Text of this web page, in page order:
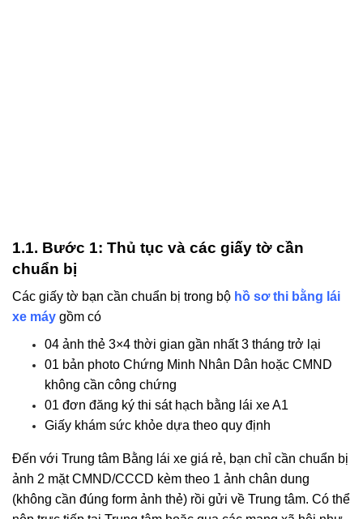
1.1. Bước 1: Thủ tục và các giấy tờ cần
chuẩn bị
Các giấy tờ bạn cần chuẩn bị trong bộ hồ sơ thi bằng lái
xe máy gồm có
04 ảnh thẻ 3×4 thời gian gần nhất 3 tháng trở lại
01 bản photo Chứng Minh Nhân Dân hoặc CMND
không cần công chứng
01 đơn đăng ký thi sát hạch bằng lái xe A1
Giấy khám sức khỏe dựa theo quy định
Đến với Trung tâm Bằng lái xe giá rẻ, bạn chỉ cần chuẩn bị
ảnh 2 mặt CMND/CCCD kèm theo 1 ảnh chân dung
(không cần đúng form ảnh thẻ) rồi gửi về Trung tâm. Có thể